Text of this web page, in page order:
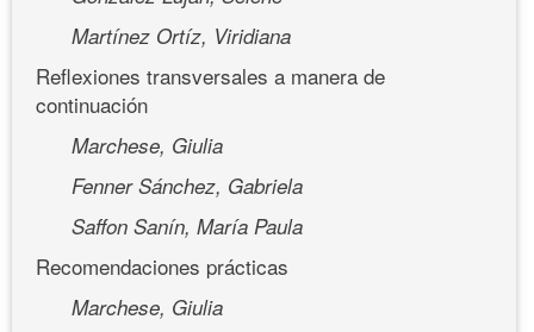
Martínez Ortíz, Viridiana
Reflexiones transversales a manera de
continuación
Marchese, Giulia
Fenner Sánchez, Gabriela
Saffon Sanín, María Paula
Recomendaciones prácticas
Marchese, Giulia